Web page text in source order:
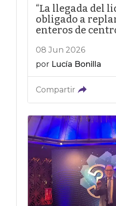
“La llegada del
obligado a
enteros de
08 Jun 2026
por Lucía Bonilla
Compartir